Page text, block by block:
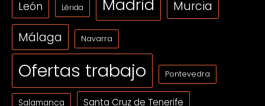
León Lérida Madrid Murcia
Málaga Navarra
Ofertas trabajo Pontevedra
Salamanca Santa Cruz de Tenerife